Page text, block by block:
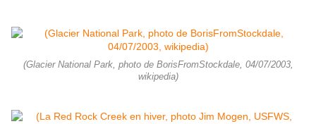
(Glacier National Park, photo de BorisFromStockdale, 04/07/2003,
wikipedia)